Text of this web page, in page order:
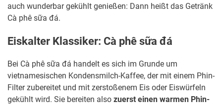
auch wunderbar gekühlt genießen: Dann heißt das Getränk
Cà phê sữa đá.
Eiskalter Klassiker: Cà phê sữa đá
Bei Cà phê sữa đá handelt es sich im Grunde um
vietnamesischen Kondensmilch-Kaffee, der mit einem Phin-
Filter zubereitet und mit zerstoßenem Eis oder Eiswürfeln
gekühlt wird. Sie bereiten also zuerst einen warmen Phin-